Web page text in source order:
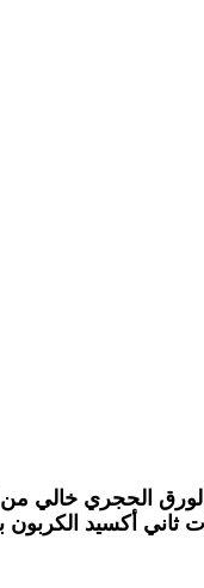
الورق الحجري خالي من